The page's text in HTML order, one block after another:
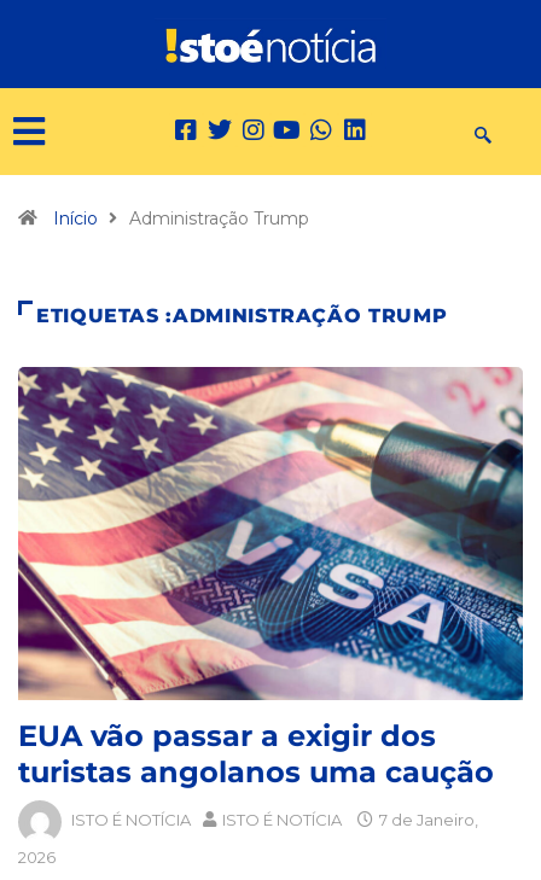
Início Administração Trump
ETIQUETAS :ADMINISTRAÇÃO TRUMP
EUA vão passar a exigir dos
turistas angolanos uma caução
ISTO É NOTÍCIA ISTO É NOTÍCIA
7 de Janeiro,
2026